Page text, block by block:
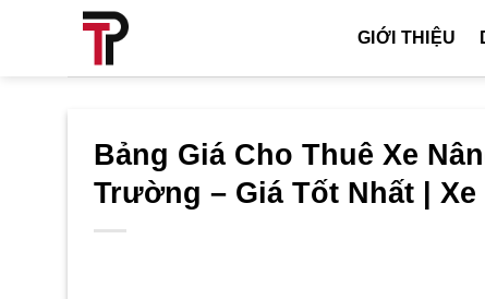
GIỚI THIỆU
Bảng Giá Cho Thuê Xe
Trường – Giá Tốt Nhất |